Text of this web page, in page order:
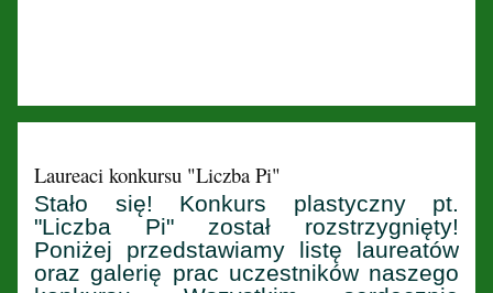
Laureaci konkursu "Liczba Pi"
Stało się! Konkurs plastyczny pt.
"Liczba Pi" został rozstrzygnięty!
Poniżej przedstawiamy listę laureatów
oraz galerię prac uczestników naszego